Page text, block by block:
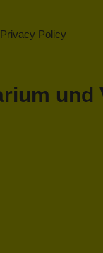
Policy
und